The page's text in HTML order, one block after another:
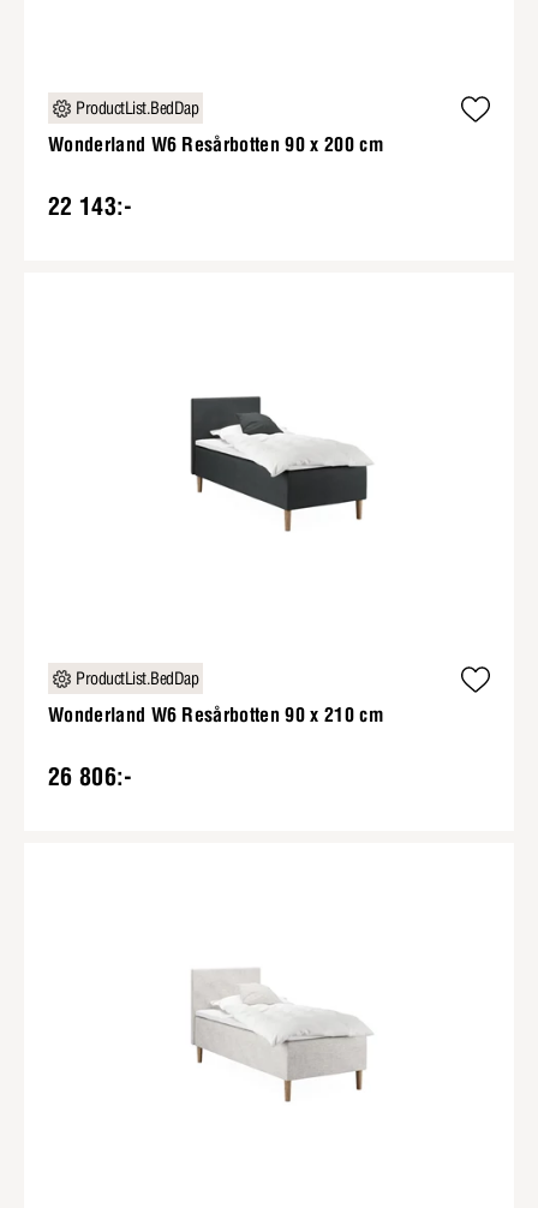
ProductList.BedDap
Wonderland W6 Resårbotten 90 x 200 cm
22 143:-
ProductList.BedDap
Wonderland W6 Resårbotten 90 x 210 cm
26 806:-